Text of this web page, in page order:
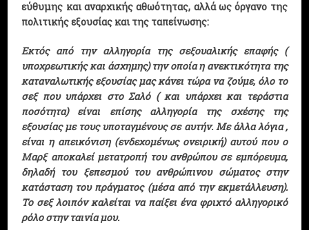
εύθυμης και αναρχικής αθωότητας, αλλά ως όργανο της
πολιτικής εξουσίας και της ταπείνωσης:
Εκτός από την αλληγορία της σεξουαλικής επαφής (
υποχρεωτικής και άσχημης) την οποία η ανεκτικότητα της
καταναλωτικής εξουσίας μας κάνει τώρα να ζούμε, όλο το
σεξ που υπάρχει στο Σαλό ( και υπάρχει και τεράστια
ποσότητα) είναι επίσης αλληγορία της σχέσης της
εξουσίας με τους υποταγμένους σε αυτήν. Με άλλα λόγια ,
είναι η απεικόνιση (ενδεχομένως ονειρική) αυτού που ο
Μαρξ αποκαλεί μετατροπή του ανθρώπου σε εμπόρευμα,
δηλαδή του ξεπεσμού του ανθρώπινου σώματος στην
κατάσταση του πράγματος (μέσα από την εκμετάλλευση).
Το σεξ λοιπόν καλείται να παίξει ένα φριχτό αλληγορικό
ρόλο στην ταινία μου.